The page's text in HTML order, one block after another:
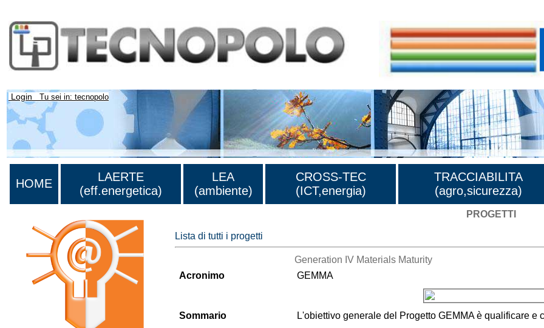
Login Tu sei in: tecnopolo
HOME
LAERTE
(eff.energetica)
LEA
(ambiente)
CROSS-TEC
(ICT,energia)
TRACCIABILITA
(agro,sicurezza)
PROGETTI
Lista di tutti i progetti
Generation IV Materials Maturity
Acronimo
GEMMA
Sommario
L'obiettivo generale del Progetto GEMMA è qualificare